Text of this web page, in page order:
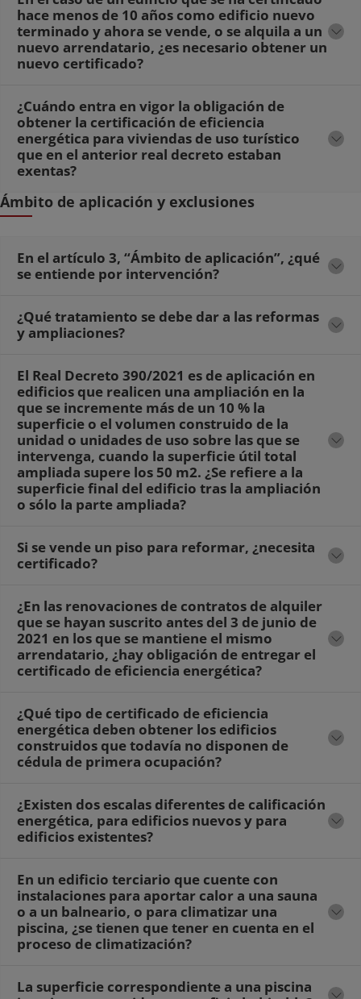
hace menos de 10 años como edificio nuevo
terminado y ahora se vende, o se alquila a un
nuevo arrendatario, ¿es necesario obtener un
nuevo certificado?
¿Cuándo entra en vigor la obligación de
obtener la certificación de eficiencia
energética para viviendas de uso turístico
que en el anterior real decreto estaban
exentas?
Ámbito de aplicación y exclusiones
En el artículo 3, “Ámbito de aplicación”, ¿qué
se entiende por intervención?
¿Qué tratamiento se debe dar a las reformas
y ampliaciones?
El Real Decreto 390/2021 es de aplicación en
edificios que realicen una ampliación en la
que se incremente más de un 10 % la
superficie o el volumen construido de la
unidad o unidades de uso sobre las que se
intervenga, cuando la superficie útil total
ampliada supere los 50 m2. ¿Se refiere a la
superficie final del edificio tras la ampliación
o sólo la parte ampliada?
Si se vende un piso para reformar, ¿necesita
certificado?
¿En las renovaciones de contratos de alquiler
que se hayan suscrito antes del 3 de junio de
2021 en los que se mantiene el mismo
arrendatario, ¿hay obligación de entregar el
certificado de eficiencia energética?
¿Qué tipo de certificado de eficiencia
energética deben obtener los edificios
construidos que todavía no disponen de
cédula de primera ocupación?
¿Existen dos escalas diferentes de calificación
energética, para edificios nuevos y para
edificios existentes?
En un edificio terciario que cuente con
instalaciones para aportar calor a una sauna
o a un balneario, o para climatizar una
piscina, ¿se tienen que tener en cuenta en el
proceso de climatización?
La superficie correspondiente a una piscina